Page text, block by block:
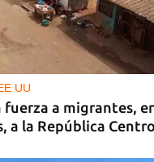
UU
fuerza a migrantes,
a la República